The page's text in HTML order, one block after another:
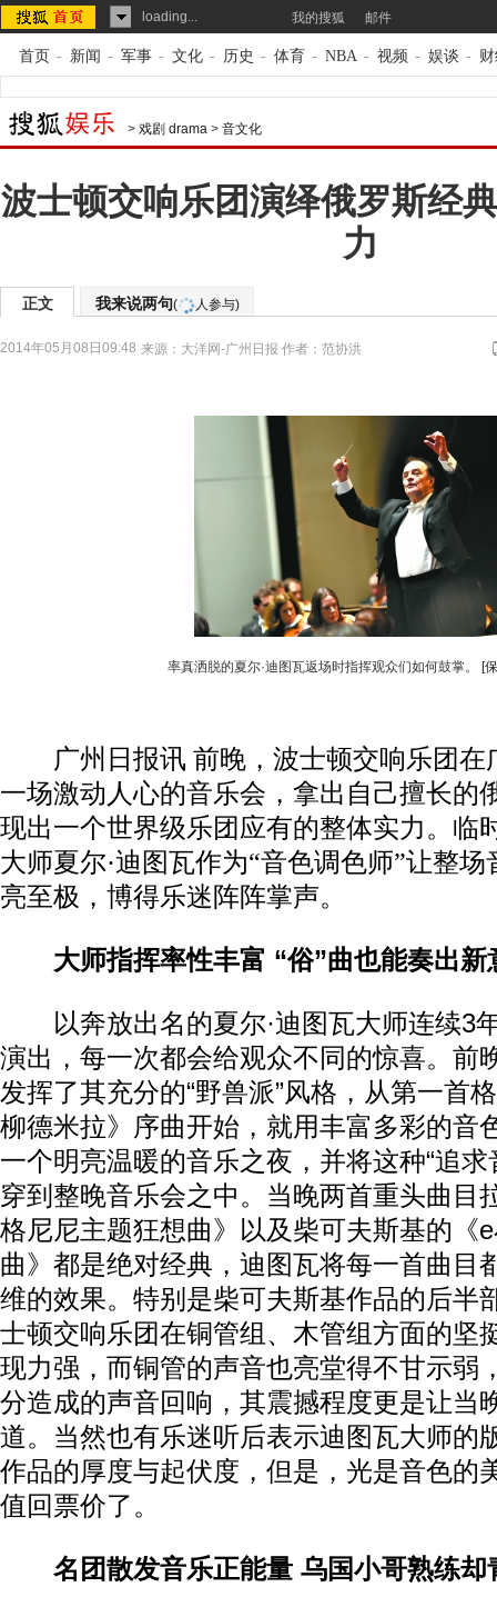
loading... 我的搜狐 邮件
首页 - 新闻 - 军事 - 文化 - 历史 - 体育 - NBA - 视频 - 娱谈 -
> 戏剧 drama > 音文化
波士顿交响乐团演绎俄罗斯经
力
正文 我来说两句( 人参与)
2014年05月08日09:48 来源： 大洋网-广州日报 作者：范协洪
率真洒脱的夏尔·迪图瓦返场时指挥观众们如何鼓掌。 [
广州日报讯 前晚，波士顿交响乐团在
一场激动人心的音乐会，拿出自己擅长的
现出一个世界级乐团应有的整体实力。临
大师夏尔·迪图瓦作为“音色调色师”让整
亮至极，博得乐迷阵阵掌声。
大师指挥率性丰富 “俗”曲也能奏出新
以奔放出名的夏尔·迪图瓦大师连续3
演出，每一次都会给观众不同的惊喜。前
发挥了其充分的“野兽派”风格，从第一首
柳德米拉》序曲开始，就用丰富多彩的音
一个明亮温暖的音乐之夜，并将这种“追求
穿到整晚音乐会之中。当晚两首重头曲目
格尼尼主题狂想曲》以及柴可夫斯基的《
曲》都是绝对经典，迪图瓦将每一首曲目
维的效果。特别是柴可夫斯基作品的后半
士顿交响乐团在铜管组、木管组方面的坚
现力强，而铜管的声音也亮堂得不甘示弱
分造成的声音回响，其震撼程度更是让当
道。当然也有乐迷听后表示迪图瓦大师的
作品的厚度与起伏度，但是，光是音色的
值回票价了。
名团散发音乐正能量 乌国小哥熟练却